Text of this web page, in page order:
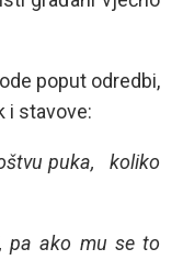
poput odredbi,
i stavove:
puka, koliko
pa ako mu se to